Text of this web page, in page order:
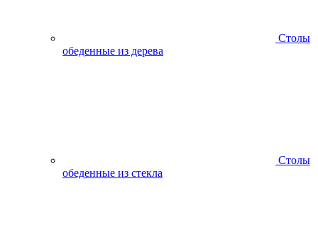
Столы
обеденные из дерева
Столы
обеденные из стекла